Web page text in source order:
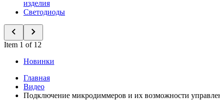
изделия
Светодиоды
Item 1 of 12
Новинки
Главная
Видео
Подключение микродиммеров и их возможности